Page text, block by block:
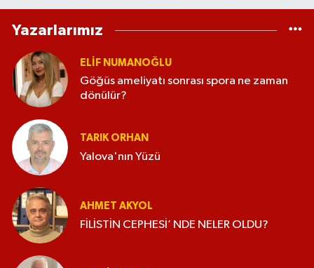
Yazarlarımız
ELİF NUMANOĞLU
Göğüs ameliyatı sonrası spora ne zaman
dönülür?
TARIK ORHAN
Yalova'nın Yüzü
AHMET AKYOL
FİLİSTİN CEPHESİ’ NDE NELER OLDU?